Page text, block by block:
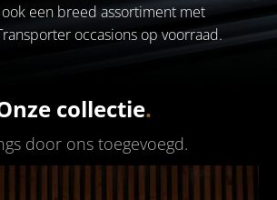
een breed assortiment met
occasions op voorraad.
collectie.
door ons toegevoegd.